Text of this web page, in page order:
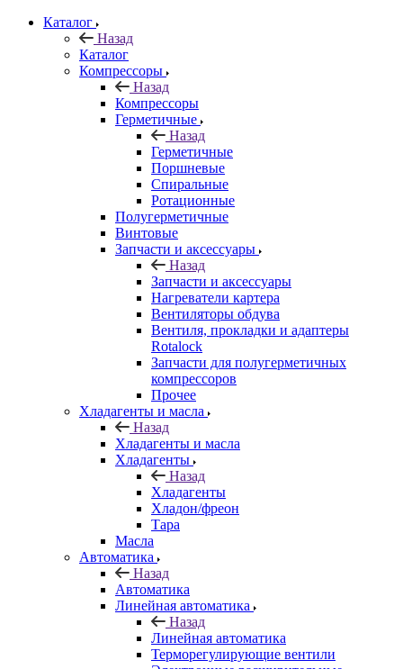
Каталог
Назад
Каталог
Компрессоры
Назад
Компрессоры
Герметичные
Назад
Герметичные
Поршневые
Спиральные
Ротационные
Полугерметичные
Винтовые
Запчасти и аксессуары
Назад
Запчасти и аксессуары
Нагреватели картера
Вентиляторы обдува
Вентиля, прокладки и адаптеры
Rotalock
Запчасти для полугерметичных
компрессоров
Прочее
Хладагенты и масла
Назад
Хладагенты и масла
Хладагенты
Назад
Хладагенты
Хладон/фреон
Тара
Масла
Автоматика
Назад
Автоматика
Линейная автоматика
Назад
Линейная автоматика
Терморегулирующие вентили